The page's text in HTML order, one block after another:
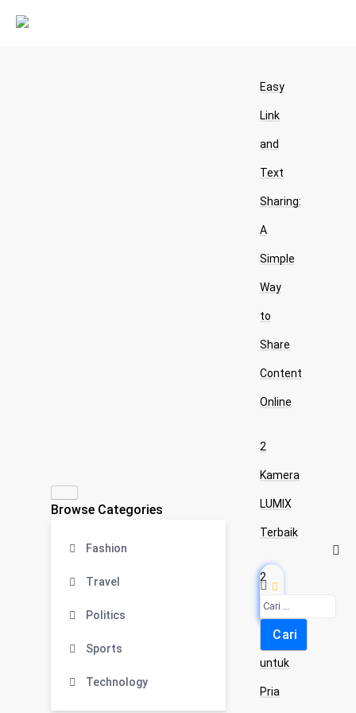
Browse Categories
Fashion
Travel
Politics
Sports
Technology
Easy
Link
and
Text
Sharing:
A
Simple
Way
to
Share
Content
Online
2
Kamera
LUMIX
Terbaik
2
Kaos
Levi’s
untuk
Pria